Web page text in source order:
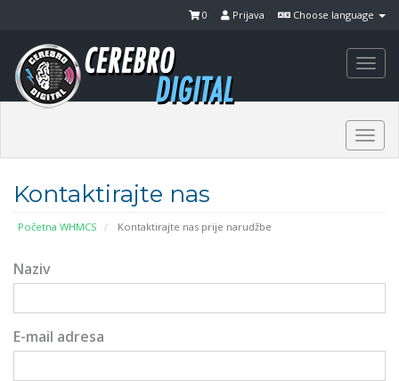
Choose language
Prijava
0
Kontaktirajte nas
Početna WHMCS Kontaktirajte nas prije narudžbe
Naziv
E-mail adresa